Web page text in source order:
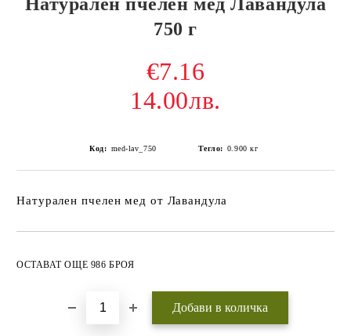
750 г
€7.16
14.00лв.
Код: med-lav_750 Тегло: 0.900 кг
Натурален пчелен мед от Лавандула
ОСТАВАТ ОЩЕ 986 БРОЯ